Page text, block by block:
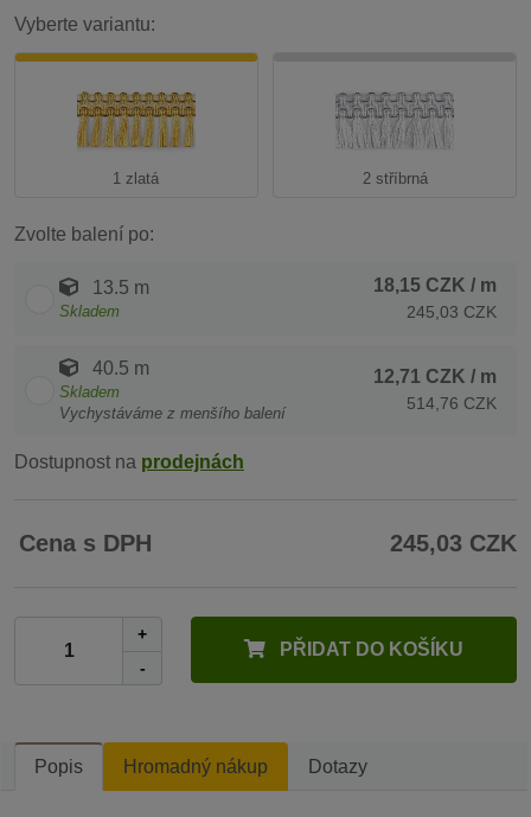
Vyberte variantu:
1 zlatá 2 stříbrná
Zvolte balení po:
13.5 m
Skladem
18,15 CZK / m
245,03 CZK
40.5 m
Skladem
Vychystáváme z menšího balení
12,71 CZK / m
514,76 CZK
Dostupnost na prodejnách
Cena s DPH 245,03 CZK
+
-
PŘIDAT DO KOŠÍKU
Popis Hromadný nákup Dotazy